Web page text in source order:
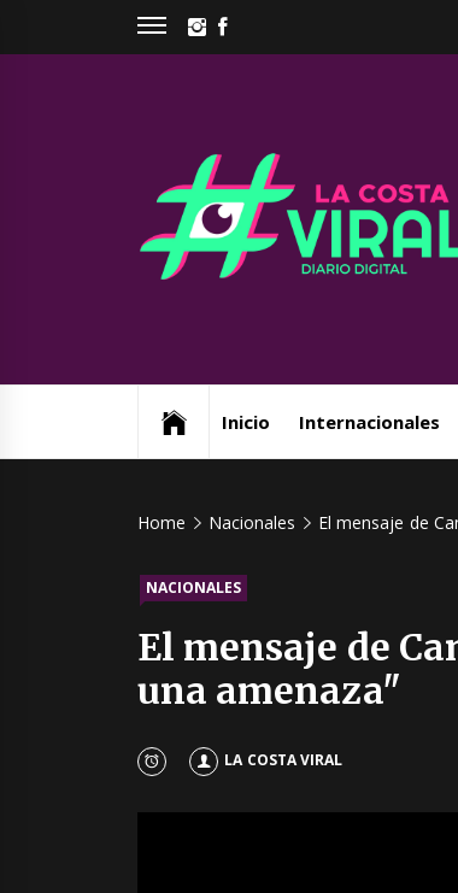
INSTAGRAM
Inicio Internacionales
Home Nacionales El mensaje de
NACIONALES
El mensaje de
una amenaza"
LA COSTA VIRAL